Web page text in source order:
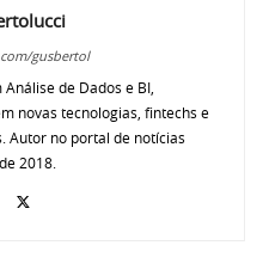
gusbertol
de Dados e BI,
novas tecnologias, fintechs e
Autor no portal de notícias
2018.